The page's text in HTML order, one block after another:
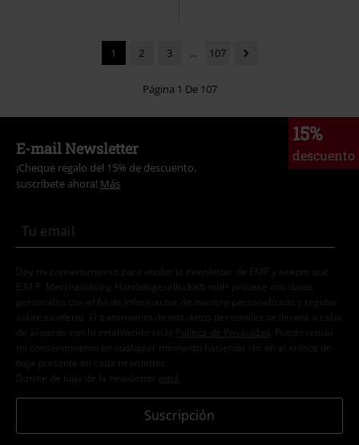
1 2 3 ... 107
Página 1 De 107
15%
descuento
E-mail Newsletter
¡Cheque regalo del 15% de descuento,
suscríbete ahora! Más
Doy mi consentimiento para recibir la newsletter de EMP y acepto que
E.M.P. Merchandising Handelsgesellschaft mbH procese mis datos
personales con el fin de informarme de manera personalizada y regular
sobre su oferta. El tratamiento de mis datos personales se llevará a cabo
de acuerdo con lo establecido en la
Política de Privacidad . Puedo retirar
mi consentimiento en cualquier momento haciendo clic en el enlace de
baja presente en cada newsletter.
Darme de baja de la newsletter
aquí
Suscripción